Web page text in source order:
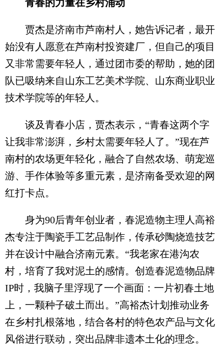
青春的力量在乡村涌动
贾杰是济南市芦南村人，她告诉记者，最开
始没有人愿意在芦南村投资建厂，但自己的项目
又非常需要年轻人，通过团市委的帮助，她的团
队已吸纳来自山东工艺美术学院、山东商业职业
技术学院等的年轻人。
谈及青春小店，贾杰表示，“青春这两个字
让我非常澎湃，乡村太需要年轻人了。”现在芦
南村的农场更年轻化，融合了自然农场、萌宠巡
游、手作体验等多重元素，是济南备受欢迎的网
红打卡点。
身为90后青年创业者，春泥造物主理人高裕
杰专注于陶瓷手工艺品制作，传承砂陶烧造技艺
并在设计中融合济南元素。“我老家在港沟农
村，培育了我对泥土的感情。创造春泥造物品牌
IP时，我脑子里浮现了一个画面：一片初春土地
上，一颗种子破土而出。”高裕杰计划推动业务
在乡村扎根落地，结合各村的特色农产品与文化
风俗进行联动，突出品牌非遗本土化的理念。